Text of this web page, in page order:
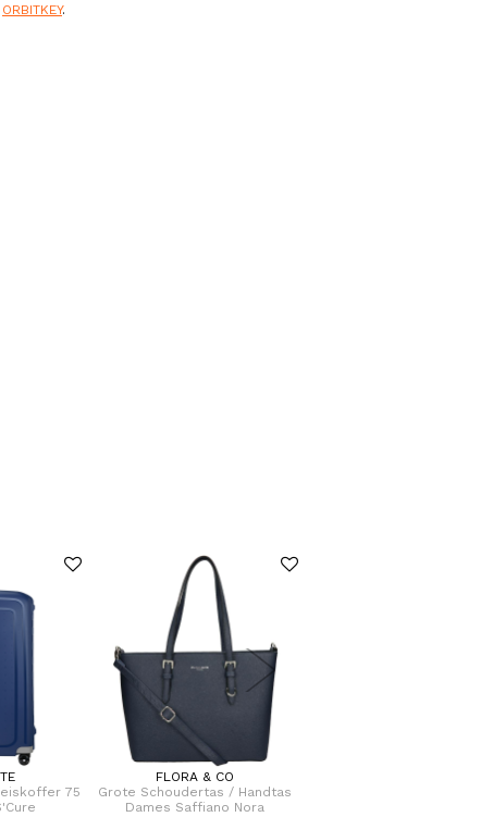
ORBITKEY.
75
FLORA & CO
Grote Schoudertas / Handtas
Dames Saffiano Nora